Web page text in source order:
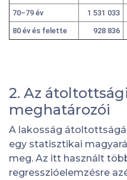
70–79 év
1 531 033
80 év és felette
928 836
2. Az
meghatározói
A lakosság
egy statisztikai
meg. Az itt használt
regresszióelemzésre